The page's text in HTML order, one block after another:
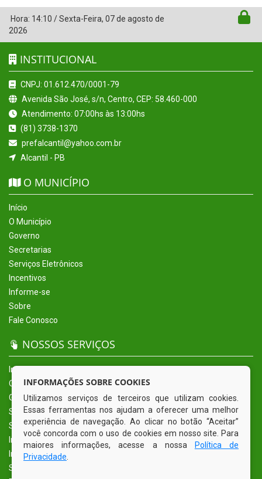
Hora: 14:10 /Sexta-Feira, 07 de agosto de
2026
INSTITUCIONAL
CNPJ: 01.612.470/0001-79
Avenida São José, s/n, Centro, CEP: 58.460-000
Atendimento: 07:00hs às 13:00hs
(81) 3738-1370
prefalcantil@yahoo.com.br
Alcantil - PB
O MUNICÍPIO
Início
O Município
Governo
Secretarias
Serviços Eletrônicos
Incentivos
Informe-se
Sobre
Fale Conosco
NOSSOS SERVIÇOS
Início
O Município
Governo
Secretarias
Serviços Eletrônicos
Incentivos
Informe-se
Sobre
INFORMAÇÕES SOBRE COOKIES
Utilizamos serviços de terceiros que utilizam cookies.
Essas ferramentas nos ajudam a oferecer uma melhor
experiência de navegação. Ao clicar no botão “Aceitar”
você concorda com o uso de cookies em nosso site. Para
maiores informações, acesse a nossa
Política de
Privacidade